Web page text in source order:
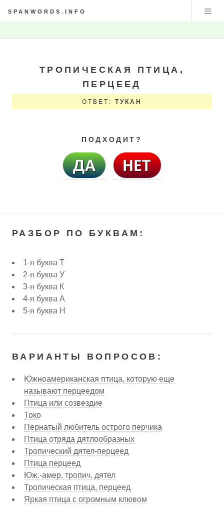
SPANWORDS.INFO
ТРОПИЧЕСКАЯ ПТИЦА,
ПЕРЦЕЕД
ОТВЕТ:ТУКАН
ПОДХОДИТ?
РАЗБОР ПО БУКВАМ:
1-я буква Т
2-я буква У
3-я буква К
4-я буква А
5-я буква Н
ВАРИАНТЫ ВОПРОСОВ:
Южноамериканская птица, которую еще
называют перцеедом
Птица или созвездие
Токо
Пернатый любитель острого перчика
Птица отряда дятлообразных
Тропический дятел-перцеед
Птица перцеед
Юж.-амер. тропич. дятел
Тропическая птица, перцеед
Яркая птица с огромным клювом